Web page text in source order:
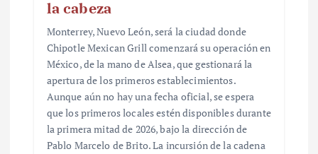
la cabeza
Monterrey, Nuevo León, será la ciudad donde
Chipotle Mexican Grill comenzará su operación en
México, de la mano de Alsea, que gestionará la
apertura de los primeros establecimientos.
Aunque aún no hay una fecha oficial, se espera
que los primeros locales estén disponibles durante
la primera mitad de 2026, bajo la dirección de
Pablo Marcelo de Brito. La incursión de la cadena